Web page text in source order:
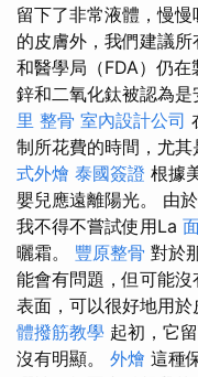
留下了非常液體，慢
的皮膚外，我們建議所
和醫學局（FDA）仍
鋅和二氧化鈦被認為是
里 整骨 室內設計公司
制所花費的時間，尤其
式外燴 泰國簽證 根據
嬰兒應遠離陽光。 由
我不得不嘗試使用La
曬霜。 豐原整骨 對於
能會有問題，但可能沒
表面，可以很好地用於
體撥筋教學 起初，它
沒有明顯。 外燴 這種